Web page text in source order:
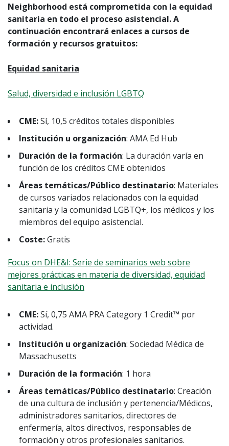
Neighborhood está comprometida con la equidad
sanitaria en todo el proceso asistencial. A
continuación encontrará enlaces a cursos de
formación y recursos gratuitos:
Equidad sanitaria
Salud, diversidad e inclusión LGBTQ
CME:Sí, 10,5 créditos totales disponibles
Institución u organización: AMA Ed Hub
Duración de la formación: La duración varía en
función de los créditos CME obtenidos
Áreas temáticas/Público destinatario: Materiales
de cursos variados relacionados con la equidad
sanitaria y la comunidad LGBTQ+, los médicos y los
miembros del equipo asistencial.
Coste:Gratis
Focus on DHE&I: Serie de seminarios web sobre
mejores prácticas en materia de diversidad, equidad
sanitaria e inclusión
CME:Sí, 0,75 AMA PRA Category 1 Credit™ por
actividad.
Institución u organización: Sociedad Médica de
Massachusetts
Duración de la formación: 1 hora
Áreas temáticas/Público destinatario: Creación
de una cultura de inclusión y pertenencia/Médicos,
administradores sanitarios, directores de
enfermería, altos directivos, responsables de
formación y otros profesionales sanitarios.